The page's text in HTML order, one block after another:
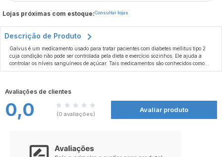
Lojas próximas com estoque:Consultar lojas
Descrição de Produto
Galvus é um medicamento usado para tratar pacientes com diabetes mellitus tipo 2
cuja condição não pode ser controlada pela dieta e exercício sozinhos. Ele ajuda a
controlar os níveis sanguíneos de açúcar. Tais medicamentos são conhecidos como
antidiabéticos orais. Galvus é indicado em combinação com insulina (com ou sem
MEDICAMENTO. SEU USO PODE TRAZER RISCOS. PROCURE UM MÉDICO OU
Avaliações de clientes
0,0 (0 avaliações)
Avaliar produto